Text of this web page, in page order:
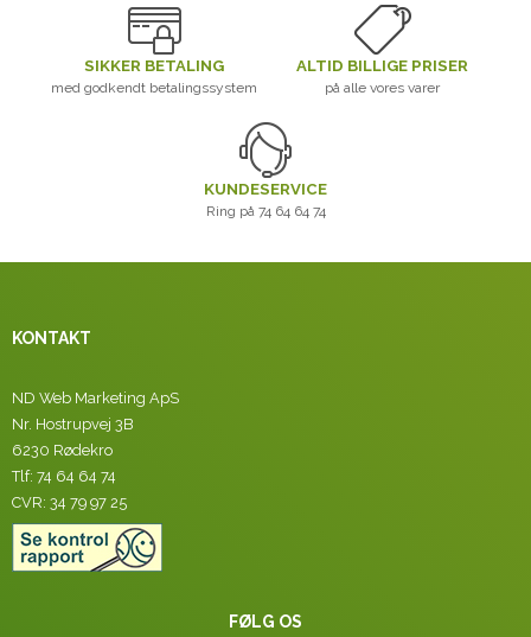
SIKKER BETALING
med godkendt betalingssystem
ALTID BILLIGE PRISER
på alle vores varer
KUNDESERVICE
Ring på 74 64 64 74
KONTAKT
ND Web Marketing ApS
Nr. Hostrupvej 3B
6230 Rødekro
Tlf: 74 64 64 74
CVR: 34 79 97 25
FØLG OS